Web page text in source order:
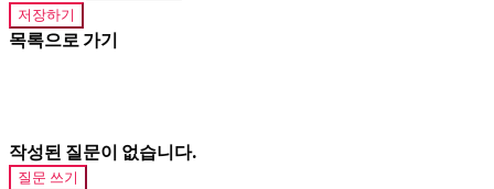
저장하기
목록으로 가기
작성된 질문이 없습니다.
질문 쓰기